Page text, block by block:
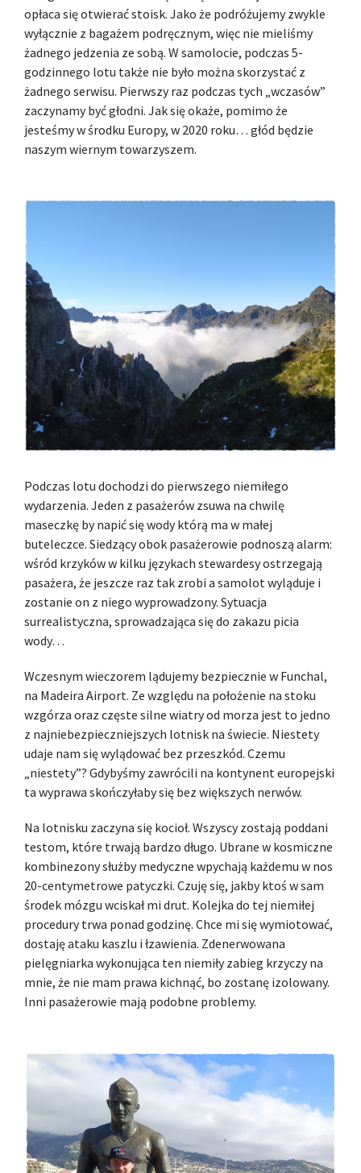
opłaca się otwierać stoisk. Jako że podróżujemy zwykle
wyłącznie z bagażem podręcznym, więc nie mieliśmy
żadnego jedzenia ze sobą. W samolocie, podczas 5-
godzinnego lotu także nie było można skorzystać z
żadnego serwisu. Pierwszy raz podczas tych „wczasów”
zaczynamy być głodni. Jak się okaże, pomimo że
jesteśmy w środku Europy, w 2020 roku… głód będzie
naszym wiernym towarzyszem.
Podczas lotu dochodzi do pierwszego niemiłego
wydarzenia. Jeden z pasażerów zsuwa na chwilę
maseczkę by napić się wody którą ma w małej
buteleczce. Siedzący obok pasażerowie podnoszą alarm:
wśród krzyków w kilku językach stewardesy ostrzegają
pasażera, że jeszcze raz tak zrobi a samolot wyląduje i
zostanie on z niego wyprowadzony. Sytuacja
surrealistyczna, sprowadzająca się do zakazu picia
wody…
Wczesnym wieczorem lądujemy bezpiecznie w Funchal,
na Madeira Airport. Ze względu na położenie na stoku
wzgórza oraz częste silne wiatry od morza jest to jedno
z najniebezpieczniejszych lotnisk na świecie. Niestety
udaje nam się wylądować bez przeszkód. Czemu
„niestety”? Gdybyśmy zawrócili na kontynent europejski
ta wyprawa skończyłaby się bez większych nerwów.
Na lotnisku zaczyna się kocioł. Wszyscy zostają poddani
testom, które trwają bardzo długo. Ubrane w kosmiczne
kombinezony służby medyczne wpychają każdemu w nos
20-centymetrowe patyczki. Czuję się, jakby ktoś w sam
środek mózgu wciskał mi drut. Kolejka do tej niemiłej
procedury trwa ponad godzinę. Chce mi się wymiotować,
dostaję ataku kaszlu i łzawienia. Zdenerwowana
pielęgniarka wykonująca ten niemiły zabieg krzyczy na
mnie, że nie mam prawa kichnąć, bo zostanę izolowany.
Inni pasażerowie mają podobne problemy.